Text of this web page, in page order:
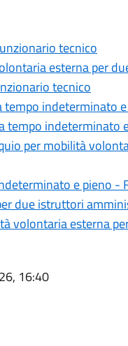
tecnico
esterna per
tecnico
indeterminato
tempo indeterminato
per mobilità
e pieno -
due istruttori
volontaria esterna
16:40